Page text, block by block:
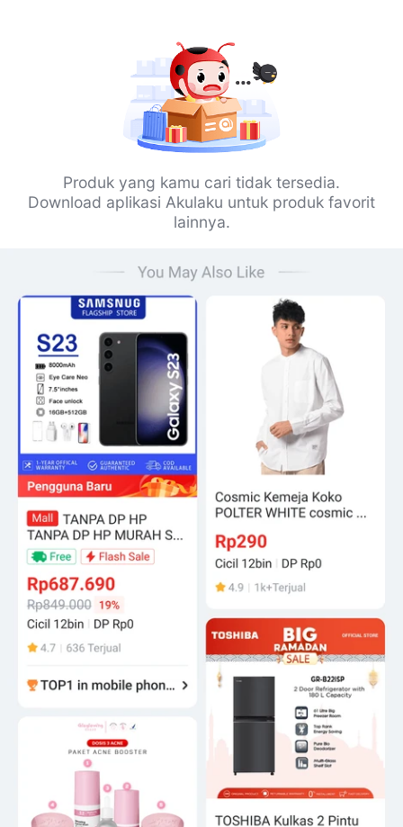
Produk yang kamu cari tidak tersedia.
Download aplikasi Akulaku untuk produk favorit
lainnya.